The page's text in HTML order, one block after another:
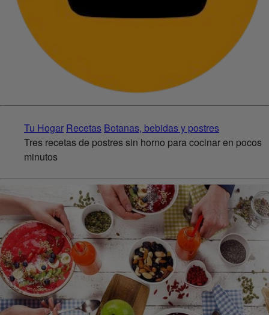
Tu Hogar Recetas Botanas, bebidas y postres
Tres recetas de postres sin horno para cocinar en pocos
minutos